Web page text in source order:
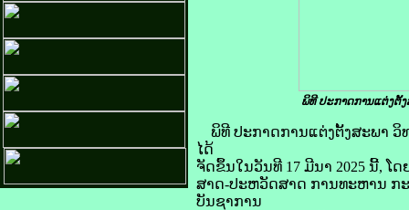
ພິທີ ປະກາດການແຕ່ງຕັ້
ພິທີ ປະກາດການແຕ່ງຕັ້ງສະພາ
ໄດ້
ຈັດຂຶ້ນໃນວັນທີ 17 ມີນາ 2025 ນີ້,
ສາດ-ປະຫວັດສາດ ການທະຫານ ກ
ບັນຊາການ